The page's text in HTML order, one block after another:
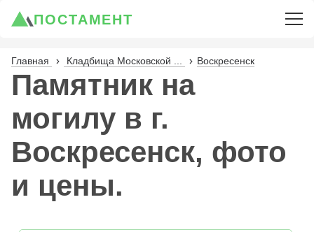
ПОСТАМЕНТ
Главная Кладбища Московской ... Воскресенск
Памятник на
могилу в г.
Воскресенск, фото
и цены.